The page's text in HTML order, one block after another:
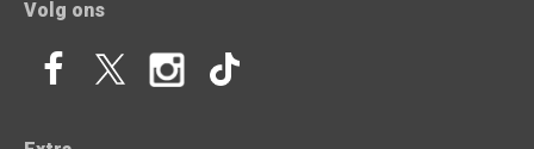
Volg ons